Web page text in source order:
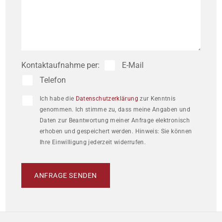
diente, eignet sich hervorragend für kreative Ideen oder
anderweitige Hobbies. Ein kleines Duschbad sowie ein
zusätzlicher Abstellraum ergänzen diese Etage perfekt.
Das UG bietet jede Menge Platz und Funktionalität.
Neben der Heizungsanlage befinden sich hier ein
großer Hauswirtschaftsraum, ein Vorratsraum sowie
ein toller Werkstatt- und Hobbybereich. Ein Traum für
Kontaktaufnahme per:
E-Mail
Telefon
Ich habe die Datenschutzerklärung zur Kenntnis
genommen. Ich stimme zu, dass meine Angaben und
Daten zur Beantwortung meiner Anfrage elektronisch
erhoben und gespeichert werden. Hinweis: Sie können
Ihre Einwilligung jederzeit widerrufen.
ANFRAGE SENDEN